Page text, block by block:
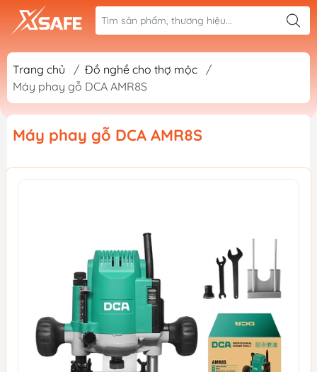
Trang chủ / Đồ nghề cho thợ mộc
/
Máy phay gỗ DCA AMR8S
Máy phay gỗ DCA AMR8S